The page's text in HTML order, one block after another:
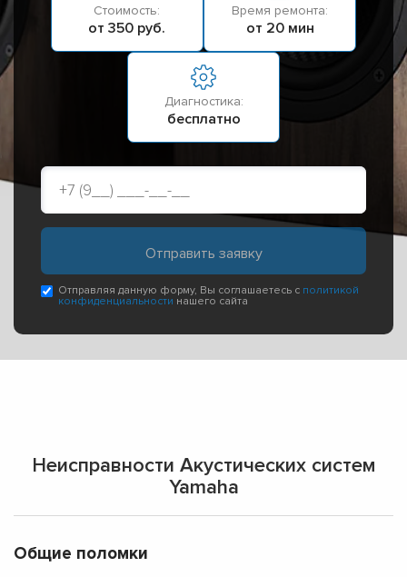
Стоимость:
от 350 руб.
Время ремонта:
от 20 мин
Диагностика:
бесплатно
Отправляя данную форму, Вы соглашаетесь с политикой
конфиденциальности нашего сайта
Неисправности Акустических систем
Yamaha
Общие поломки